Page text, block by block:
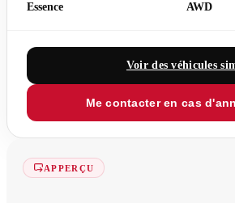
Essence AWD
Voir des véhicules
Me contacter en cas
APPERÇU